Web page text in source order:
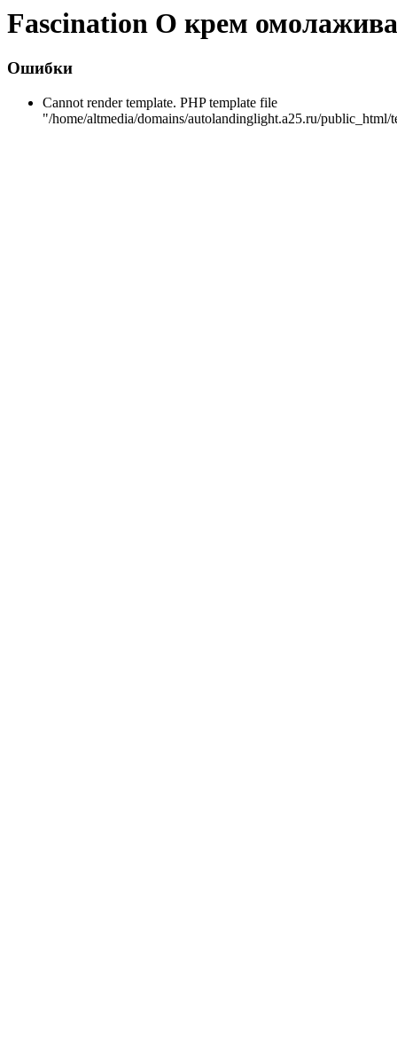
Fascination О крем
Ошибки
Cannot render template. PHP template file
"/home/altmedia/domains/autolandinglight.a25.ru/